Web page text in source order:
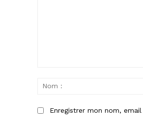
Enregistrer mon nom,